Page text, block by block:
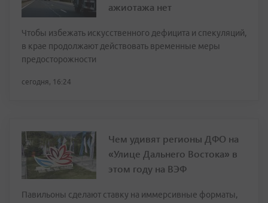
ажиотажа нет
Чтобы избежать искусственного дефицита и спекуляций,
в крае продолжают действовать временные меры
предосторожности
сегодня, 16:24
Чем удивят регионы ДФО на
«Улице Дальнего Востока» в
этом году на ВЭФ
Павильоны сделают ставку на иммерсивные форматы,